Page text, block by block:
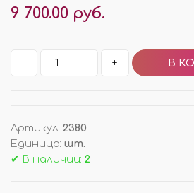
9 700.00 руб.
- +
Артикул: 2380
Единица: шт.
✔ В наличии: 2